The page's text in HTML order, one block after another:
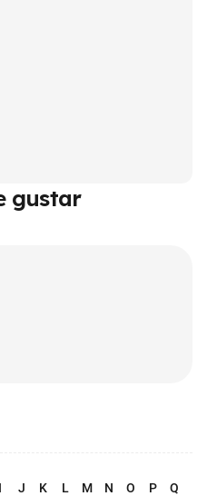
gustar
I J K L M N O P Q